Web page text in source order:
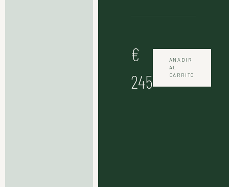
€
245
ANADIR
AL
CARRITO